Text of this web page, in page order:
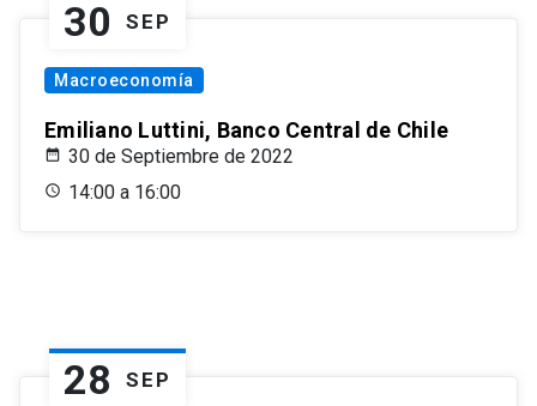
30 SEP
Macroeconomía
Emiliano Luttini, Banco Central de Chile
30 de Septiembre de 2022
14:00 a 16:00
28 SEP